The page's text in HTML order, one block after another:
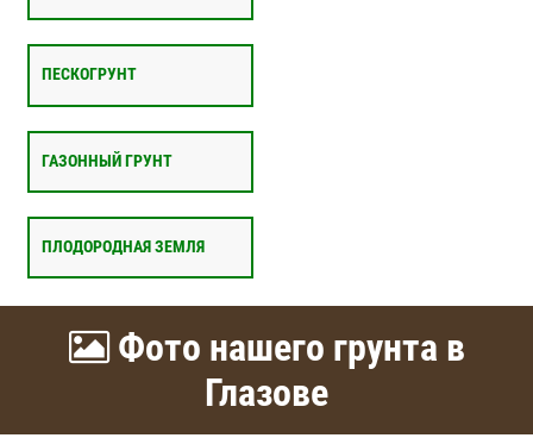
ПЕСКОГРУНТ
ГАЗОННЫЙ ГРУНТ
ПЛОДОРОДНАЯ ЗЕМЛЯ
Фото нашего грунта в
Глазове